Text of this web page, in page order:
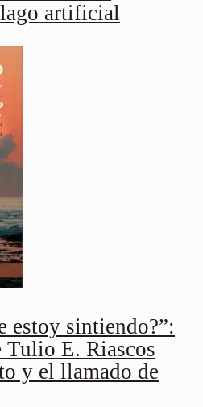
artificial
estoy sintiendo?”:
Tulio E. Riascos
y el llamado de